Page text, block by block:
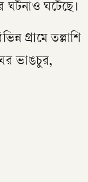
ঘটনাও ঘটেছে।
গ্রামে তল্লাশি
ভাঙচুর,